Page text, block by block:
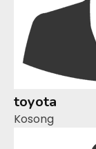
toyota
Kosong